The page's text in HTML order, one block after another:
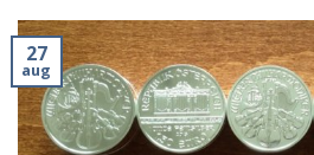
27
aug